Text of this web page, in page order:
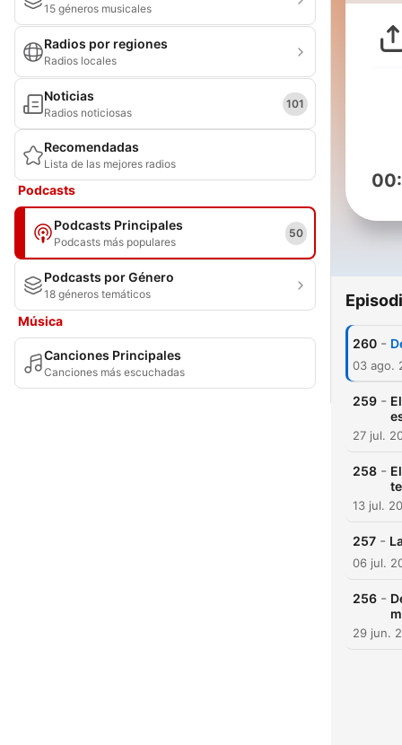
15 géneros musicales
Radios por regiones
Radios locales
Noticias
Radios noticiosas
101
Recomendadas
Lista de las mejores radios
Podcasts
Podcasts Principales
Podcasts más populares
50
Podcasts por Género
18 géneros temáticos
Música
Canciones Principales
Canciones más escuchadas
260 -
03 ago.
259 -
27 jul.
258 -
13 jul.
257 -
06 jul.
256 -
29 jun.